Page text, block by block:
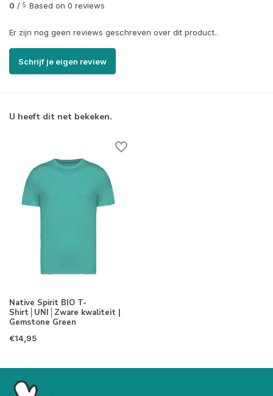
0 / 5 Based on 0 reviews
Er zijn nog geen reviews geschreven over dit product..
Schrijf je eigen review
U heeft dit net bekeken.
Native Spirit BIO T-
Shirt│UNI│Zware kwaliteit |
Gemstone Green
€14,95